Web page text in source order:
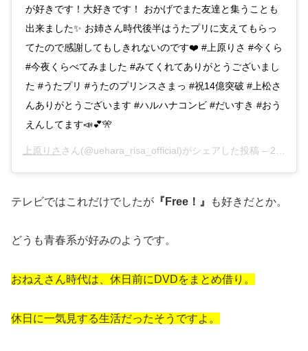
が好きです！大好きです！ おかげでまた友達と集うことも
出来ました✨ お姉さん時代後半はうたプリに支えてもらっ
てたので感謝してもしきれないのです❤️ #上原りさ #今くら
#今夜くらべてみました #みてくれてありがとうございまし
た #うたプリ #うたのプリンスさまっ #祝14億突破 #上松さ
んありがとうございます #ハルハナコンビ #だいすき #おう
えんしてます📣💕🎌
上原りさ さん(@uehara_risa_official)がシェアした投稿 – 2019年 8月月14日午前5時55分PDT
テレビではこれだけでしたが 『Free！』 も好きだとか。
どうも青春系が好みのようです。
おねえさん時代は、休日前にDVDをまとめ借り。
休日に一気見する生活だったそうですよ。